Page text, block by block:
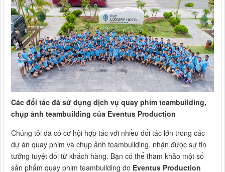
Các đối tác đã sử dụng dịch vụ quay phim teambuilding,
chụp ảnh teambuilding của Eventus Production
Chúng tôi đã có cơ hội hợp tác với nhiều đối tác lớn trong các
dự án quay phim và chụp ảnh teambuilding, nhận được sự tin
tưởng tuyệt đối từ khách hàng. Bạn có thể tham khảo một số
sản phẩm quay phim teambuilding do Eventus Production